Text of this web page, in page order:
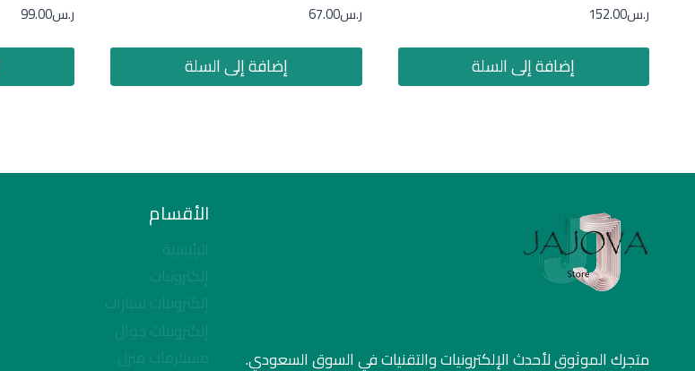
ر.س152.00
إضافة إلى السلة
ر.س67.00
إضافة إلى السلة
ر.س99.00
متجرك الموثوق لأحدث الإلكترونيات والتقنيات في السوق السعودي.
الأقسام
الرئيسية
إلكترونيات
إلكترونيات سيارات
إلكترونيات جوال
مستلزمات منزل